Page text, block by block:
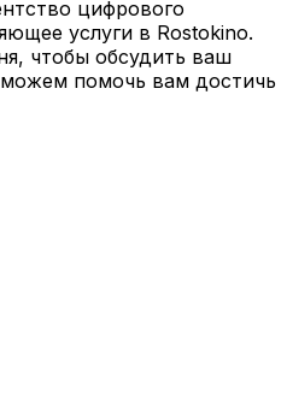
цифрового
услуги в Rostokino.
чтобы обсудить ваш
помочь вам достичь